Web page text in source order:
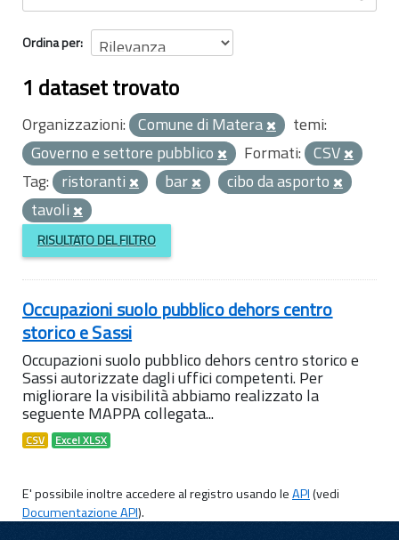
Ordina per
1 dataset trovato
Organizzazioni: Comune di Matera
temi:
Governo e settore pubblico
Formati: CSV
Tag: ristoranti bar
cibo da asporto
tavoli
RISULTATO DEL FILTRO
Occupazioni suolo pubblico dehors centro
storico e Sassi
Occupazioni suolo pubblico dehors centro storico e
Sassi autorizzate dagli uffici competenti. Per
migliorare la visibilità abbiamo realizzato la
seguente MAPPA collegata...
CSV Excel XLSX
E' possibile inoltre accedere al registro usando leAPI(vedi
Documentazione API).